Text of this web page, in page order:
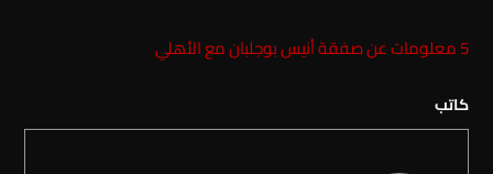
5 معلومات عن صفقة أنيس بوجلبان مع الأهلي
كاتب